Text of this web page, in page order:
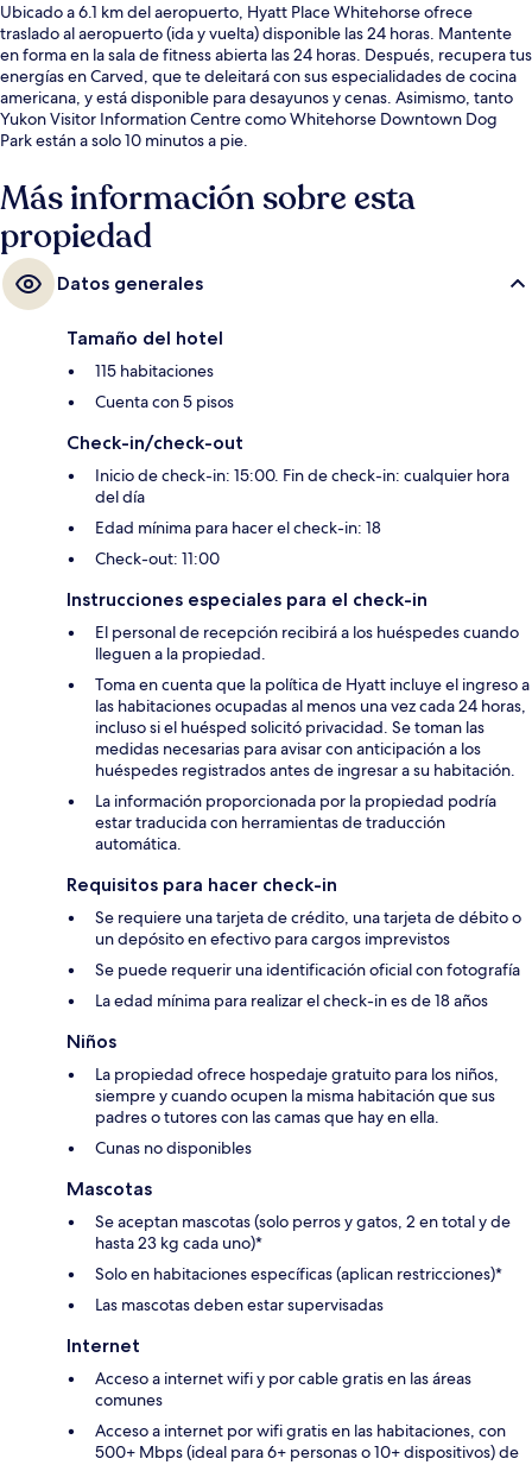
Ubicado a 6.1 km del aeropuerto, Hyatt Place Whitehorse ofrece
traslado al aeropuerto (ida y vuelta) disponible las 24 horas. Mantente
en forma en la sala de fitness abierta las 24 horas. Después, recupera tus
energías en Carved, que te deleitará con sus especialidades de cocina
americana, y está disponible para desayunos y cenas. Asimismo, tanto
Yukon Visitor Information Centre como Whitehorse Downtown Dog
Park están a solo 10 minutos a pie.
Más información sobre esta
propiedad
Datos generales
Tamaño del hotel
115 habitaciones
Cuenta con 5 pisos
Check-in/check-out
Inicio de check-in: 15:00. Fin de check-in: cualquier hora
del día
Edad mínima para hacer el check-in: 18
Check-out: 11:00
Instrucciones especiales para el check-in
El personal de recepción recibirá a los huéspedes cuando
lleguen a la propiedad.
Toma en cuenta que la política de Hyatt incluye el ingreso a
las habitaciones ocupadas al menos una vez cada 24 horas,
incluso si el huésped solicitó privacidad. Se toman las
medidas necesarias para avisar con anticipación a los
huéspedes registrados antes de ingresar a su habitación.
La información proporcionada por la propiedad podría
estar traducida con herramientas de traducción
automática.
Requisitos para hacer check-in
Se requiere una tarjeta de crédito, una tarjeta de débito o
un depósito en efectivo para cargos imprevistos
Se puede requerir una identificación oficial con fotografía
La edad mínima para realizar el check-in es de 18 años
Niños
La propiedad ofrece hospedaje gratuito para los niños,
siempre y cuando ocupen la misma habitación que sus
padres o tutores con las camas que hay en ella.
Cunas no disponibles
Mascotas
Se aceptan mascotas (solo perros y gatos, 2 en total y de
hasta 23 kg cada uno)*
Solo en habitaciones específicas (aplican restricciones)*
Las mascotas deben estar supervisadas
Internet
Acceso a internet wifi y por cable gratis en las áreas
comunes
Acceso a internet por wifi gratis en las habitaciones, con
500+ Mbps (ideal para 6+ personas o 10+ dispositivos) de